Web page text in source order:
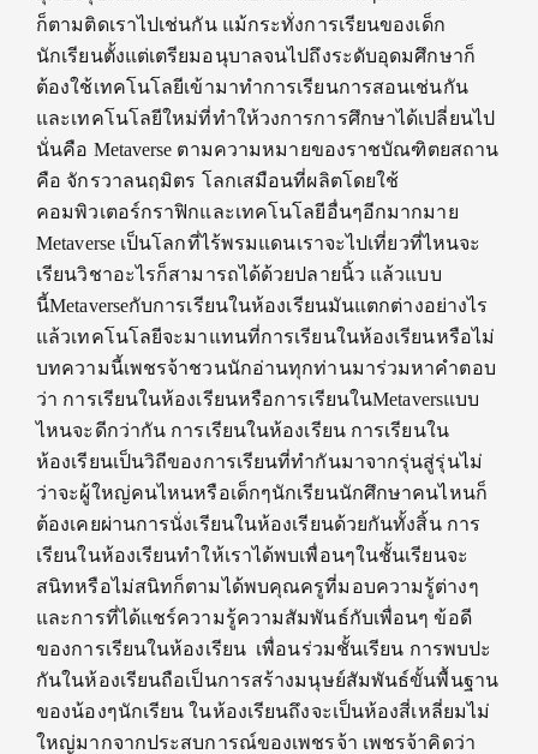
ก็ตามติดเราไปเช่นกัน แม้กระทั่งการเรียนของเด็ก
นักเรียนตั้งแต่เตรียมอนุบาลจนไปถึงระดับอุดมศึกษาก็
ต้องใช้เทคโนโลยีเข้ามาทำการเรียนการสอนเช่นกัน
และเทคโนโลยีใหม่ที่ทำให้วงการการศึกษาได้เปลี่ยนไป
นั่นคือ Metaverse ตามความหมายของราชบัณฑิตยสถาน
คือ จักรวาลนฤมิตร โลกเสมือนที่ผลิตโดยใช้
คอมพิวเตอร์กราฟิกและเทคโนโลยีอื่นๆอีกมากมาย
Metaverse เป็นโลกที่ไร้พรมแดนเราจะไปเที่ยวที่ไหนจะ
เรียนวิชาอะไรก็สามารถได้ด้วยปลายนิ้ว แล้วแบบ
นี้Metaverseกับการเรียนในห้องเรียนมันแตกต่างอย่างไร
แล้วเทคโนโลยีจะมาแทนที่การเรียนในห้องเรียนหรือไม่
บทความนี้เพชรจ้าชวนนักอ่านทุกท่านมาร่วมหาคำตอบ
ว่า การเรียนในห้องเรียนหรือการเรียนในMetaversแบบ
ไหนจะดีกว่ากัน การเรียนในห้องเรียน การเรียนใน
ห้องเรียนเป็นวิถีของการเรียนที่ทำกันมาจากรุ่นสู่รุ่นไม่
ว่าจะผู้ใหญ่คนไหนหรือเด็กๆนักเรียนนักศึกษาคนไหนก็
ต้องเคยผ่านการนั่งเรียนในห้องเรียนด้วยกันทั้งสิ้น การ
เรียนในห้องเรียนทำให้เราได้พบเพื่อนๆในชั้นเรียนจะ
สนิทหรือไม่สนิทก็ตามได้พบคุณครูที่มอบความรู้ต่างๆ
และการที่ได้แชร์ความรู้ความสัมพันธ์กับเพื่อนๆ ข้อดี
ของการเรียนในห้องเรียน เพื่อนร่วมชั้นเรียน การพบปะ
กันในห้องเรียนถือเป็นการสร้างมนุษย์สัมพันธ์ขั้นพื้นฐาน
ของน้องๆนักเรียน ในห้องเรียนถึงจะเป็นห้องสี่เหลี่ยมไม่
ใหญ่มากจากประสบการณ์ของเพชรจ้า เพชรจ้าคิดว่า